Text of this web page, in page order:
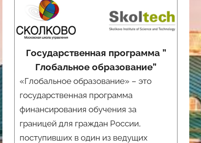
Государственная программа ”
Глобальное образование”
«Глобальное образование» – это
государственная программа
финансирования обучения за
границей для граждан России,
поступивших в один из ведущих